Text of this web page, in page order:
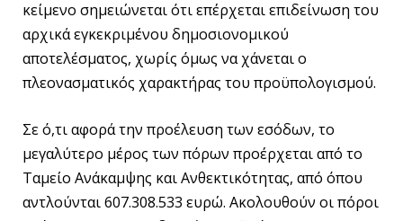
κείμενο σημειώνεται ότι επέρχεται επιδείνωση του
αρχικά εγκεκριμένου δημοσιονομικού
αποτελέσματος, χωρίς όμως να χάνεται ο
πλεονασματικός χαρακτήρας του προϋπολογισμού.
Σε ό,τι αφορά την προέλευση των εσόδων, το
μεγαλύτερο μέρος των πόρων προέρχεται από το
Ταμείο Ανάκαμψης και Ανθεκτικότητας, από όπου
αντλούνται 607.308.533 ευρώ. Ακολουθούν οι πόροι